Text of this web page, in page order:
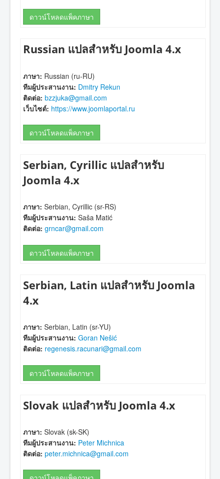
ดาวน์โหลดแพ็คภาษา
Russian แปลสำหรับ Joomla 4.x
ภาษา: Russian (ru-RU)
ทีมผู้ประสานงาน: Dmitry Rekun
ติดต่อ: bzzjuka@gmail.com
เว็บไซต์: https://www.joomlaportal.ru
ดาวน์โหลดแพ็คภาษา
Serbian, Cyrillic แปลสำหรับ
Joomla 4.x
ภาษา: Serbian, Cyrillic (sr-RS)
ทีมผู้ประสานงาน: Saša Matić
ติดต่อ: grncar@gmail.com
ดาวน์โหลดแพ็คภาษา
Serbian, Latin แปลสำหรับ Joomla
4.x
ภาษา: Serbian, Latin (sr-YU)
ทีมผู้ประสานงาน: Goran Nešić
ติดต่อ: regenesis.racunari@gmail.com
ดาวน์โหลดแพ็คภาษา
Slovak แปลสำหรับ Joomla 4.x
ภาษา: Slovak (sk-SK)
ทีมผู้ประสานงาน: Peter Michnica
ติดต่อ: peter.michnica@gmail.com